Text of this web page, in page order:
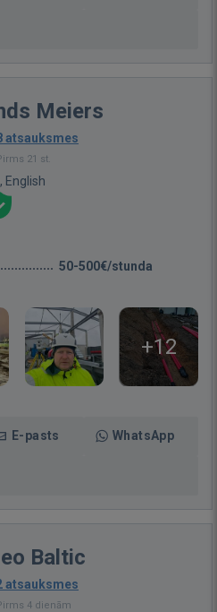
Meiers
atsauksmes
21 st.
English
50-500€/stunda
+12
E-pasts WhatsApp
Baltic
atsauksmes
4 dienām